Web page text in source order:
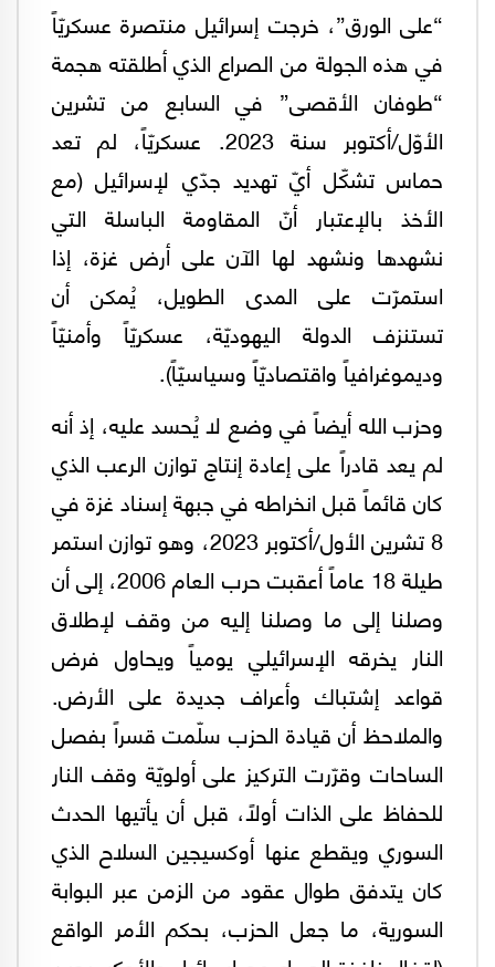
“على الورق”، خرجت إسرائيل منتصرة عسكريّاً
في هذه الجولة من الصراع الذي أطلقته هجمة
“طوفان الأقصى” في السابع من تشرين
الأوّل/أكتوبر سنة 2023. عسكريّاً، لم تعد
حماس تشكّل أيّ تهديد جدّي لإسرائيل (مع
الأخذ بالإعتبار أنّ المقاومة الباسلة التي
نشهدها ونشهد لها الآن على أرض غزة، إذا
استمرّت على المدى الطويل، يُمكن أن
تستنزف الدولة اليهوديّة، عسكريّاً وأمنيّاً
وديموغرافياً واقتصاديّاً وسياسيّاً).
وحزب الله أيضاً في وضع لا يُحسد عليه، إذ أنه
لم يعد قادراً على إعادة إنتاج توازن الرعب الذي
كان قائماً قبل انخراطه في جبهة إسناد غزة في
8 تشرين الأول/أكتوبر 2023، وهو توازن استمر
طيلة 18 عاماً أعقبت حرب العام 2006، إلى أن
وصلنا إلى ما وصلنا إليه من وقف لإطلاق
النار يخرقه الإسرائيلي يومياً ويحاول فرض
قواعد إشتباك وأعراف جديدة على الأرض.
والملاحظ أن قيادة الحزب سلّمت قسراً بفصل
الساحات وقرّرت التركيز على أولويّة وقف النار
للحفاظ على الذات أولاً، قبل أن يأتيها الحدث
السوري ويقطع عنها أوكسيجين السلاح الذي
كان يتدفق طوال عقود من الزمن عبر البوابة
السورية، ما جعل الحزب، بحكم الأمر الواقع